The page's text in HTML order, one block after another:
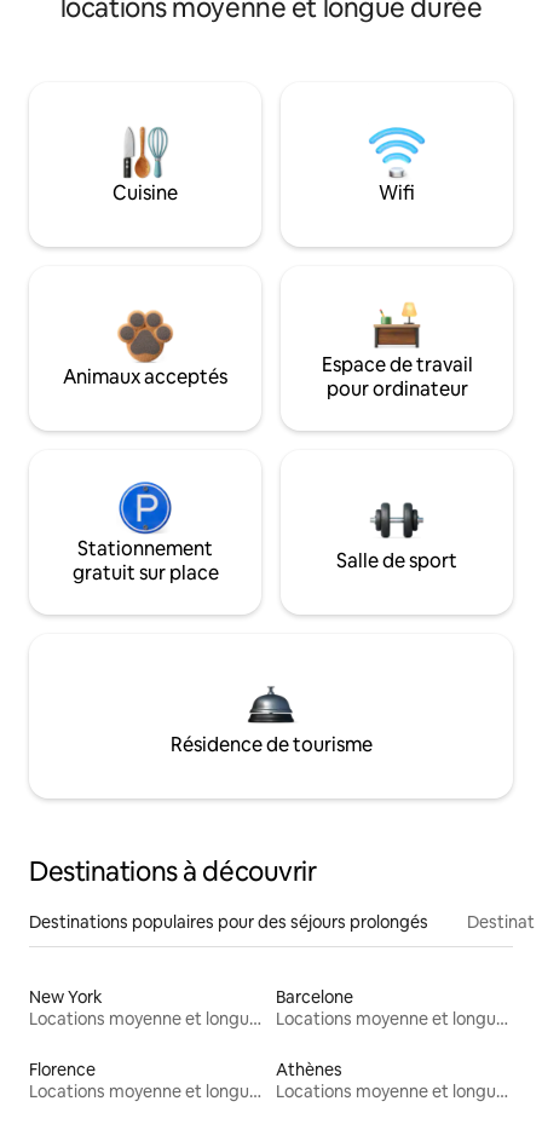
locations moyenne et longue durée
Cuisine Wifi
Animaux acceptés
Espace de travail
pour ordinateur
Stationnement
gratuit sur place
Salle de sport
Résidence de tourisme
Destinations à découvrir
Destinations populaires pour des séjours prolongés
New York
Locations moyenne et longue durée
Barcelone
Locations moyenne et longue durée
Florence
Locations moyenne et longue durée
Athènes
Locations moyenne et longue durée